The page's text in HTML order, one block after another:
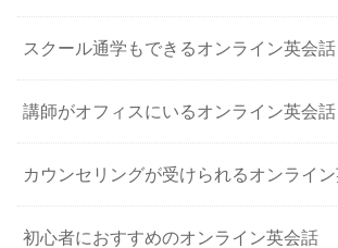
スクール通学もできるオンライン英会話
講師がオフィスにいるオンライン英会話
カウンセリングが受けられるオンライ
初心者におすすめのオンライン英会話